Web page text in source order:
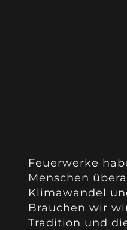
Feuerwerke
Menschen
Klimawandel
Brauchen wir
Tradition und